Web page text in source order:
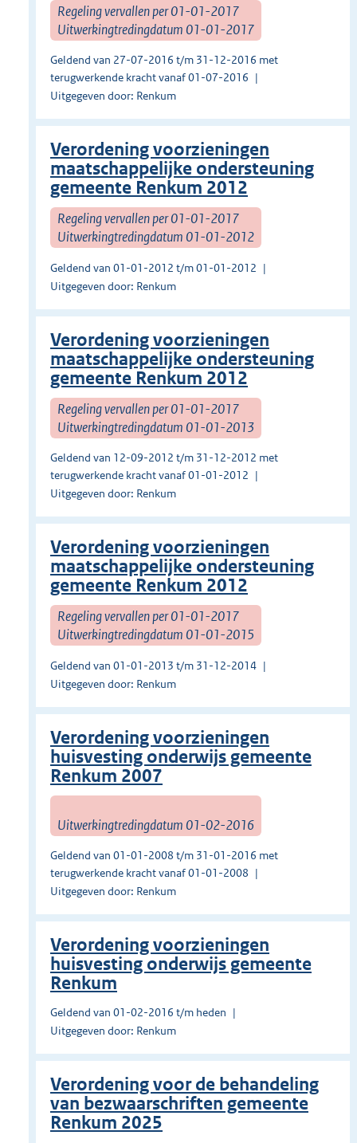
Regeling vervallen per 01-01-2017
Uitwerkingtredingdatum 01-01-2017
Geldend van 27-07-2016 t/m 31-12-2016 met
terugwerkende kracht vanaf 01-07-2016
Uitgegeven door: Renkum
Verordening voorzieningen
maatschappelijke ondersteuning
gemeente Renkum 2012
Regeling vervallen per 01-01-2017
Uitwerkingtredingdatum 01-01-2012
Geldend van 01-01-2012 t/m 01-01-2012
Uitgegeven door: Renkum
Verordening voorzieningen
maatschappelijke ondersteuning
gemeente Renkum 2012
Regeling vervallen per 01-01-2017
Uitwerkingtredingdatum 01-01-2013
Geldend van 12-09-2012 t/m 31-12-2012 met
terugwerkende kracht vanaf 01-01-2012
Uitgegeven door: Renkum
Verordening voorzieningen
maatschappelijke ondersteuning
gemeente Renkum 2012
Regeling vervallen per 01-01-2017
Uitwerkingtredingdatum 01-01-2015
Geldend van 01-01-2013 t/m 31-12-2014
Uitgegeven door: Renkum
Verordening voorzieningen
huisvesting onderwijs gemeente
Renkum 2007
Uitwerkingtredingdatum 01-02-2016
Geldend van 01-01-2008 t/m 31-01-2016 met
terugwerkende kracht vanaf 01-01-2008
Uitgegeven door: Renkum
Verordening voorzieningen
huisvesting onderwijs gemeente
Renkum
Geldend van 01-02-2016 t/m heden
Uitgegeven door: Renkum
Verordening voor de behandeling
van bezwaarschriften gemeente
Renkum 2025